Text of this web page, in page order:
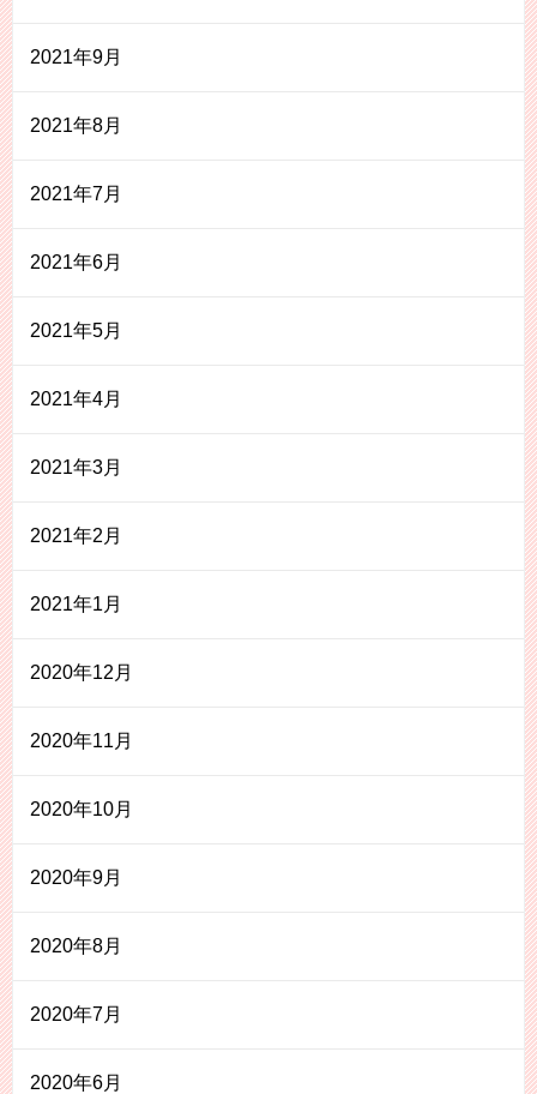
2021年9月
2021年8月
2021年7月
2021年6月
2021年5月
2021年4月
2021年3月
2021年2月
2021年1月
2020年12月
2020年11月
2020年10月
2020年9月
2020年8月
2020年7月
2020年6月